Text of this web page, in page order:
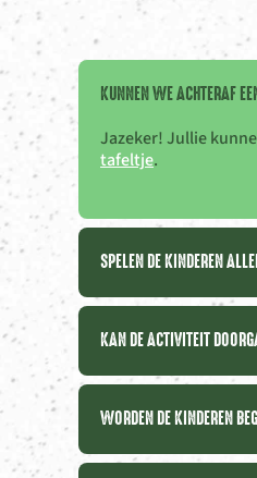
KUNNEN WE ACHTERAF
Jazeker! Jullie
tafeltje.
SPELEN DE KINDEREN
KAN DE ACTIVITEIT
WORDEN DE KINDEREN